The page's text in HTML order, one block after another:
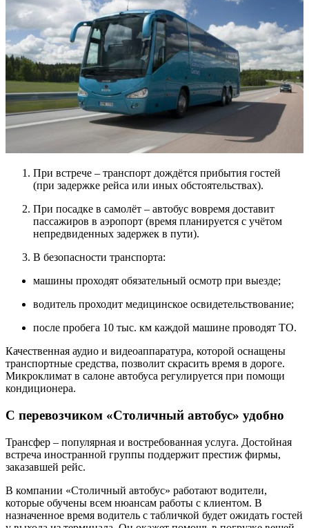
При встрече – транспорт дождётся прибытия гостей
(при задержке рейса или иных обстоятельствах).
При посадке в самолёт – автобус вовремя доставит
пассажиров в аэропорт (время планируется с учётом
непредвиденных задержек в пути).
В безопасности транспорта:
машины проходят обязательный осмотр при выезде;
водитель проходит медицинское освидетельствование;
после пробега 10 тыс. км каждой машине проводят ТО.
Качественная аудио и видеоаппаратура, которой оснащены
транспортные средства, позволит скрасить время в дороге.
Микроклимат в салоне автобуса регулируется при помощи
кондиционера.
С перевозчиком «Столичный автобус» удобно
Трансфер – популярная и востребованная услуга. Достойная
встреча иностранной группы поддержит престиж фирмы,
заказавшей рейс.
В компании «Столичный автобус» работают водители,
которые обучены всем нюансам работы с клиентом. В
назначенное время водитель с табличкой будет ожидать гостей